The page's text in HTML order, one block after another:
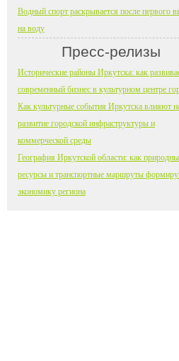
Водный спорт раскрывается после первого
на воду
Пресс-релизы
Исторические районы Иркутска: как
современный бизнес в культурном центре
Как культурные события Иркутска влияют
развитие городской инфраструктуры и
коммерческой среды
География Иркутской области: как
ресурсы и транспортные маршруты
экономику региона